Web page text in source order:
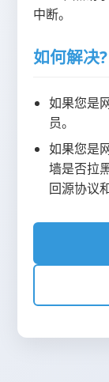
中断。
如何解决?
如果您是
员。
如果您是
墙是否拉
回源协议